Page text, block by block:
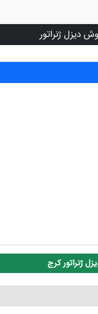
دیزل ژنراتور
ژنراتور کرج